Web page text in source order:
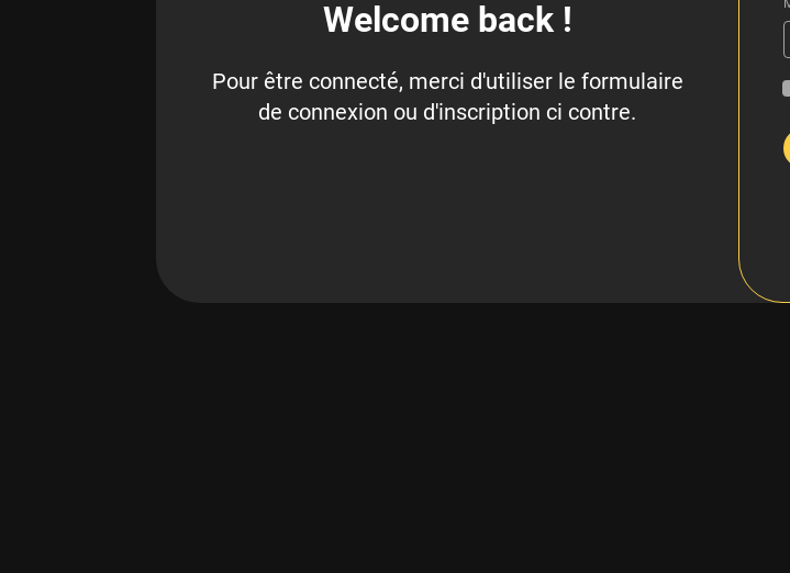
Welcome back !
Pour être connecté, merci d'utiliser le formulaire
de connexion ou d'inscription ci contre.